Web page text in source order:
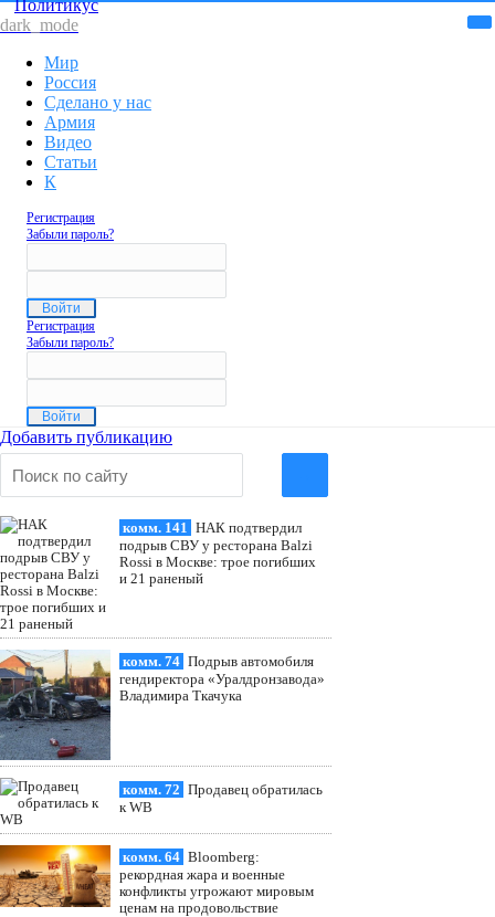
Политикус
dark_mode
Мир
Россия
Сделано у нас
Армия
Видео
Статьи
К
Регистрация
Забыли пароль?
Регистрация
Забыли пароль?
Добавить публикацию
Обсуждаемое
комм. 141 НАК подтвердил
подрыв СВУ у ресторана Balzi
Rossi в Москве: трое погибших
и 21 раненый
комм. 74 Подрыв автомобиля
гендиректора «Уралдронзавода»
Владимира Ткачука
комм. 72 Продавец обратилась
к WB
комм. 64 Bloomberg:
рекордная жара и военные
конфликты угрожают мировым
ценам на продовольствие